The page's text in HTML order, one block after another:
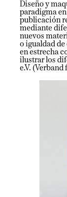
Diseño y
paradigma
publicación
mediante
nuevos
o igualdad
en estrecha
ilustrar los
e.V.